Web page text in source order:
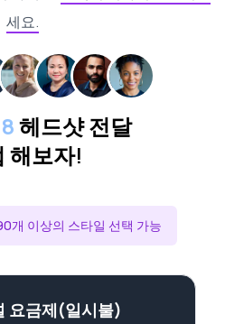
세요.
헤드샷 전달
해보자!
개 이상의 스타일 선택 가능
요금제(일시불)